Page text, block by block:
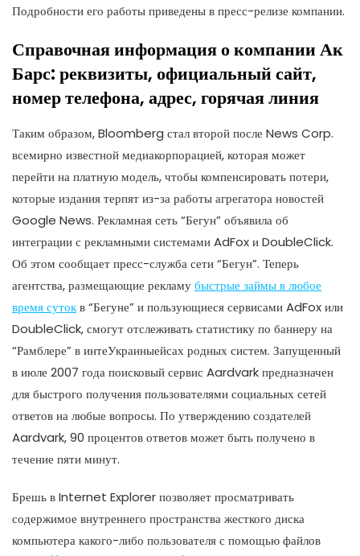
Подробности его работы приведены в пресс-релизе компании.
Справочная информация о компании Ак
Барс: реквизиты, официальный сайт,
номер телефона, адрес, горячая линия
Таким образом, Bloomberg стал второй после News Corp.
всемирно известной медиакорпорацией, которая может
перейти на платную модель, чтобы компенсировать потери,
которые издания терпят из-за работы агрегатора новостей
Google News. Рекламная сеть “Бегун” объявила об
интеграции с рекламными системами AdFox и DoubleClick.
Об этом сообщает пресс-служба сети “Бегун”. Теперь
агентства, размещающие рекламубыстрые займы в любое
время сутокв “Бегуне” и пользующиеся сервисами AdFox или
DoubleClick, смогут отслеживать статистику по баннеру на
“Рамблере” в интеУкраиныейсах родных систем. Запущенный
в июле 2007 года поисковый сервис Aardvark предназначен
для быстрого получения пользователями социальных сетей
ответов на любые вопросы. По утверждению создателей
Aardvark, 90 процентов ответов может быть получено в
течение пяти минут.
Брешь в Internet Explorer позволяет просматривать
содержимое внутреннего пространства жесткого диска
компьютера какого-либо пользователя с помощью файлов